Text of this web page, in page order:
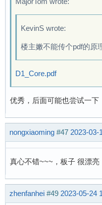
KevinS wrote:
楼主嫩不能传个pdf的原
D1_Core.pdf
优秀，后面可能也尝试一下
nongxiaoming #47 2023-03-
真心不错~~~，板子 很漂亮
zhenfanhei #49 2023-05-24